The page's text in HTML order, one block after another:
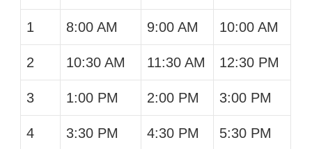
1 8:00 AM 9:00 AM 10:00 AM
2 10:30 AM 11:30 AM 12:30 PM
3 1:00 PM 2:00 PM 3:00 PM
4 3:30 PM 4:30 PM 5:30 PM